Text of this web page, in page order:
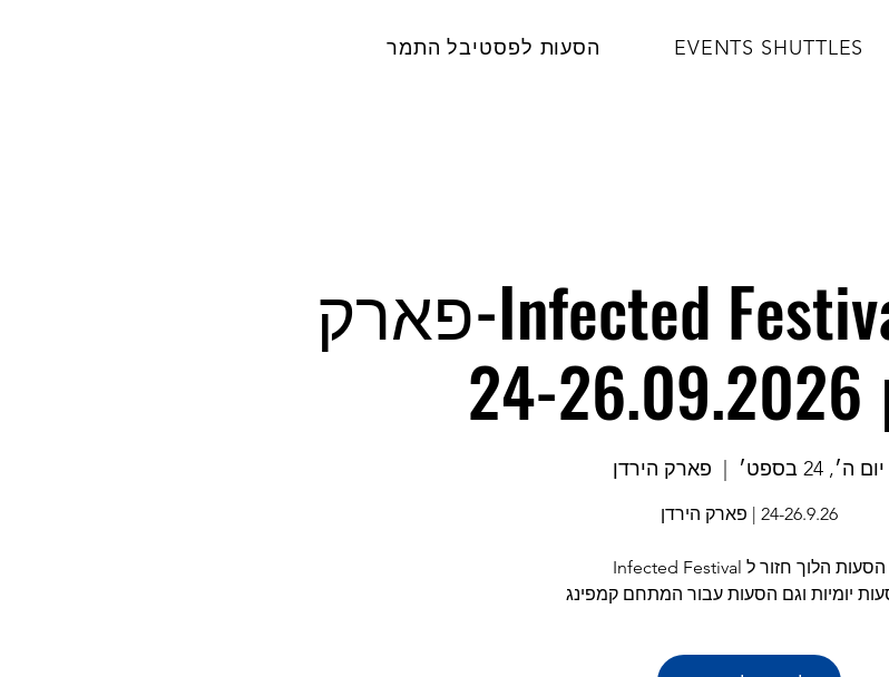
הסעות לפסטיבל התמר EVENTS SHUTTLES
הסעות ל Infected Festival-פארק
יום ה׳, 24 בספט׳ פארק הירדן
יומיות וגם הסעות עבור המתחם קמפינג